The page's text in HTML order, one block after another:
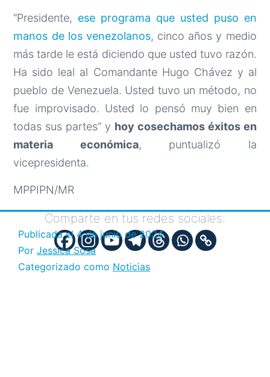
“Presidente, ese programa que usted puso en
manos de los venezolanos, cinco años y medio
más tarde le está diciendo que usted tuvo razón.
Ha sido leal al Comandante Hugo Chávez y al
pueblo de Venezuela. Usted tuvo un método, no
fue improvisado. Usted lo pensó muy bien en
todas sus partes” y hoy cosechamos éxitos en
materia económica, puntualizó la
vicepresidenta.
MPPIPN/MR
Comparte en tus redes sociales:
Publicada el4 de junio de 2024
Por Jessica Sosa
Categorizado como Noticias